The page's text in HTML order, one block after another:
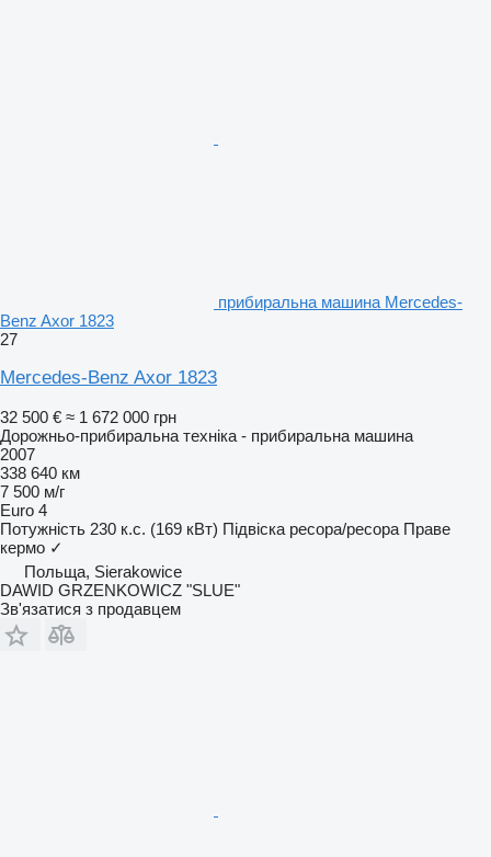
прибиральна машина Mercedes-
Benz Axor 1823
27
Mercedes-Benz Axor 1823
32 500 € ≈ 1 672 000 грн
Дорожньо-прибиральна техніка - прибиральна машина
2007
338 640 км
7 500 м/г
Euro 4
Потужність 230 к.с. (169 кВт) Підвіска ресора/ресора Праве
кермо ✓
Польща, Sierakowice
DAWID GRZENKOWICZ "SLUE"
Зв'язатися з продавцем